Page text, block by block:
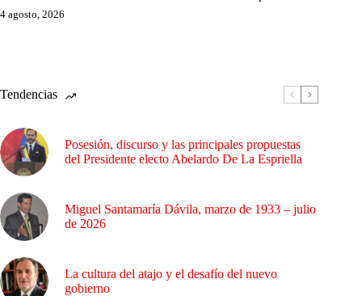
4 agosto, 2026
Tendencias
Posesión, discurso y las principales propuestas
del Presidente electo Abelardo De La Espriella
Miguel Santamaría Dávila, marzo de 1933 – julio
de 2026
La cultura del atajo y el desafío del nuevo
gobierno